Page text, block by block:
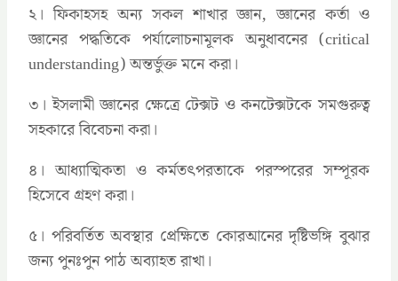
২। ফিকাহসহ অন্য সকল শাখার জ্ঞান, জ্ঞানের কর্তা ও
জ্ঞানের পদ্ধতিকে পর্যালোচনামূলক অনুধাবনের (critical
understanding) অন্তর্ভুক্ত মনে করা।
৩। ইসলামী জ্ঞানের ক্ষেত্রে টেক্সট ও কনটেক্সটকে সমগুরুত্ব
সহকারে বিবেচনা করা।
৪। আধ্যাত্মিকতা ও কর্মতৎপরতাকে পরস্পরের সম্পূরক
হিসেবে গ্রহণ করা।
৫। পরিবর্তিত অবস্থার প্রেক্ষিতে কোরআনের দৃষ্টিভঙ্গি বুঝার
জন্য পুনঃপুন পাঠ অব্যাহত রাখা।